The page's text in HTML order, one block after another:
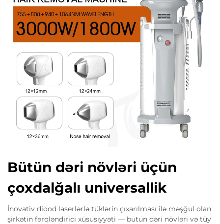
Bütün dəri növləri üçün
çoxdalğalı universallik
İnovativ diood laserlərlə tüklərin çıxarılması ilə məşğul olan
şirkətin fərqləndirici xüsusiyyəti — bütün dəri növləri və tüy